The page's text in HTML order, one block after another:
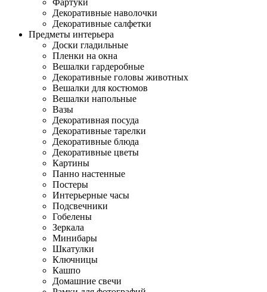
Фартуки
Декоративные наволочки
Декоративные салфетки
Предметы интерьера
Доски гладильные
Пленки на окна
Вешалки гардеробные
Декоративные головы животных
Вешалки для костюмов
Вешалки напольные
Вазы
Декоративная посуда
Декоративные тарелки
Декоративные блюда
Декоративные цветы
Картины
Панно настенные
Постеры
Интерьерные часы
Подсвечники
Гобелены
Зеркала
Минибары
Шкатулки
Ключницы
Кашпо
Домашние свечи